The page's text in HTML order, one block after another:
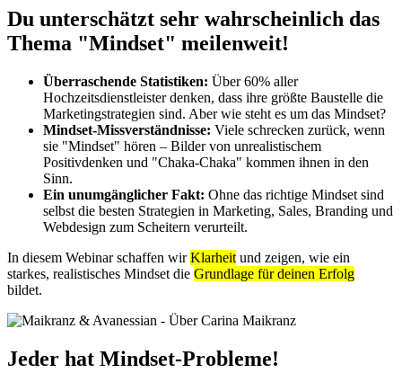
Du unterschätzt sehr wahrscheinlich das
Thema "Mindset" meilenweit!
Überraschende Statistiken: Über 60% aller
Hochzeitsdienstleister denken, dass ihre größte Baustelle die
Marketingstrategien sind. Aber wie steht es um das Mindset?
Mindset-Missverständnisse: Viele schrecken zurück, wenn
sie "Mindset" hören – Bilder von unrealistischem
Positivdenken und "Chaka-Chaka" kommen ihnen in den
Sinn.
Ein unumgänglicher Fakt: Ohne das richtige Mindset sind
selbst die besten Strategien in Marketing, Sales, Branding und
Webdesign zum Scheitern verurteilt.
In diesem Webinar schaffen wirKlarheit und zeigen, wie ein
starkes, realistisches Mindset die Grundlage für deinen Erfolg
bildet.
Jeder hat Mindset-Probleme!